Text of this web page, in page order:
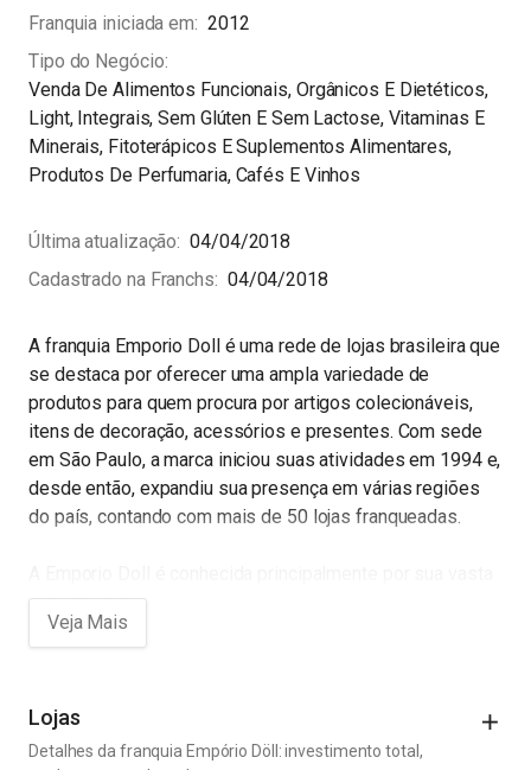
Franquia iniciada em 2012
Tipo do Negócio
Venda De Alimentos Funcionais, Orgânicos E Dietéticos,
Light, Integrais, Sem Glúten E Sem Lactose, Vitaminas E
Minerais, Fitoterápicos E Suplementos Alimentares,
Produtos De Perfumaria, Cafés E Vinhos
Última atualização 04/04/2018
Cadastrado na Franchs
04/04/2018
A franquia Emporio Doll é uma rede de lojas brasileira que
se destaca por oferecer uma ampla variedade de
produtos para quem procura por artigos colecionáveis,
itens de decoração, acessórios e presentes. Com sede
em São Paulo, a marca iniciou suas atividades em 1994 e,
desde então, expandiu sua presença em várias regiões
do país, contando com mais de 50 lojas franqueadas.
coleção de bonecas, que inclui desde as clássicas
Barbies até personagens de filmes e séries famosas,
pelúcias, miniaturas, livros, quadrinhos, jogos de tabuleiro,
artigos de papelaria e decoração.
Lojas
Detalhes da franquia Empório Döll: investimento total,